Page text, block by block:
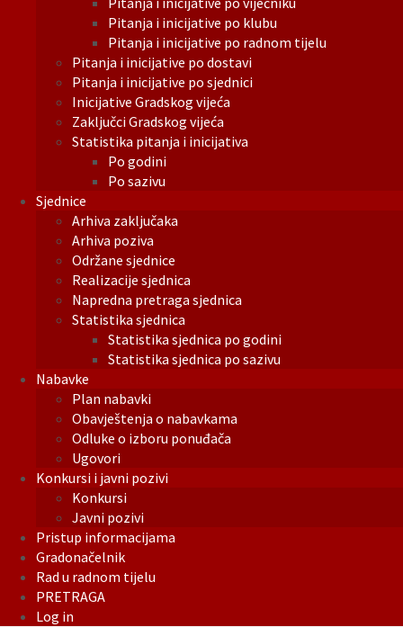
Pitanja i inicijative po klubu
Pitanja i inicijative po radnom tijelu
Pitanja i inicijative po dostavi
Pitanja i inicijative po sjednici
Inicijative Gradskog vijeća
Zaključci Gradskog vijeća
Statistika pitanja i inicijativa
Po godini
Po sazivu
Sjednice
Arhiva zaključaka
Arhiva poziva
Održane sjednice
Realizacije sjednica
Napredna pretraga sjednica
Statistika sjednica
Statistika sjednica po godini
Statistika sjednica po sazivu
Nabavke
Plan nabavki
Obavještenja o nabavkama
Odluke o izboru ponuđača
Ugovori
Konkursi i javni pozivi
Konkursi
Javni pozivi
Pristup informacijama
Gradonačelnik
Rad u radnom tijelu
PRETRAGA
Log in